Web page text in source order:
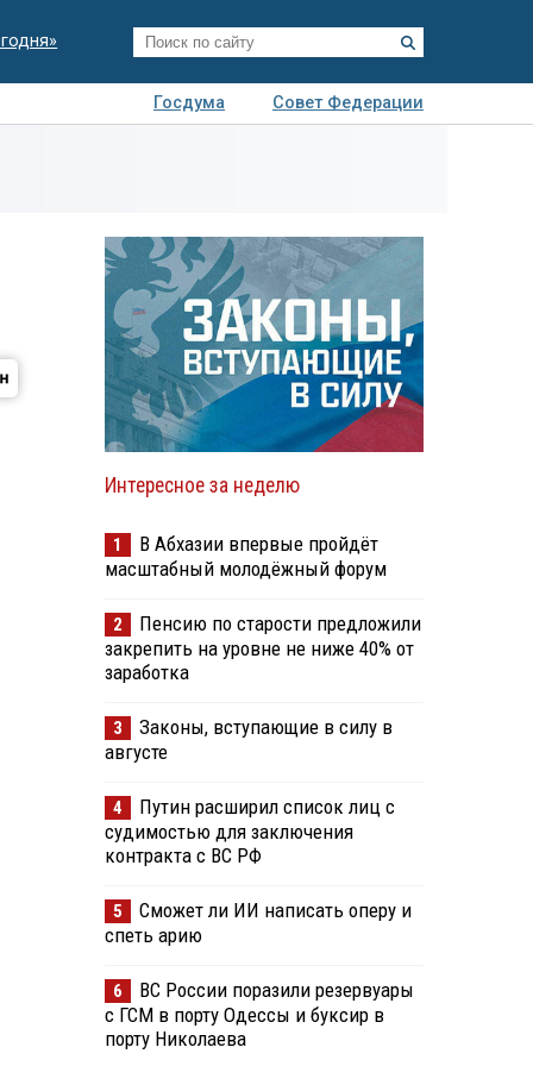
Госдума
Совет Федерации
Интересное за неделю
1
В Абхазии впервые пройдёт
масштабный молодёжный форум
2
Пенсию по старости предложили
закрепить на уровне не ниже 40% от
заработка
3
Законы, вступающие в силу в
августе
4
Путин расширил список лиц с
судимостью для заключения
контракта с ВС РФ
5
Сможет ли ИИ написать оперу и
спеть арию
6
ВС России поразили резервуары
с ГСМ в порту Одессы и буксир в
порту Николаева